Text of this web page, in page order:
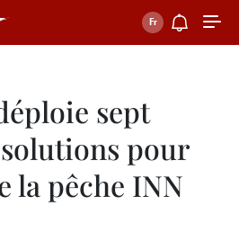
sept
pour
la pêche INN